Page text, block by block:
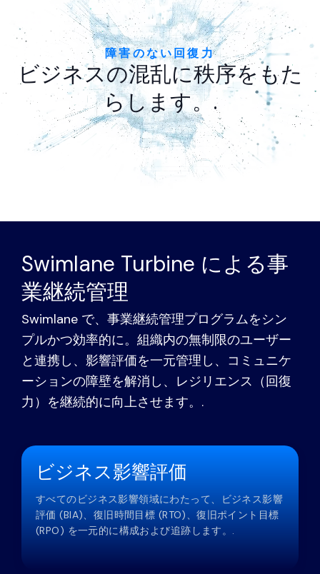
デモのリクエスト
障害のない回復力
ビジネスの混乱に秩序をもた
らします。.
Swimlane Turbine による事
業継続管理
Swimlane で、事業継続管理プログラムをシン
プルかつ効率的に。組織内の無制限のユーザー
と連携し、影響評価を一元管理し、コミュニケ
ーションの障壁を解消し、レジリエンス（回復
力）を継続的に向上させます。.
ビジネス影響評価
すべてのビジネス影響領域にわたって、ビジネス影響
評価 (BIA)、復旧時間目標 (RTO)、復旧ポイント目標
(RPO) を一元的に構成および追跡します。.